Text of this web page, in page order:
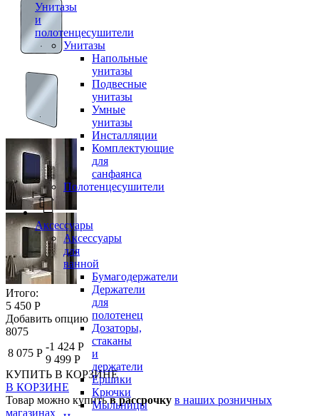
Унитазы
и
полотенцесушители
Унитазы
Напольные
унитазы
Подвесные
унитазы
Умные
унитазы
Инсталляции
Комплектующие
для
санфаянса
Полотенцесушители
Аксессуары
Аксессуары
для
ванной
Бумагодержатели
Держатели
для
полотенец
Дозаторы,
стаканы
и
держатели
Ершики
Крючки
Мыльницы
Итого:
5 450 Р
Добавить опцию
8075
8 075 Р
-1 424 Р
9 499 Р
КУПИТЬ В КОРЗИНЕ
В КОРЗИНЕ
Товар можно купитьв рассрочку в наших розничных
магазинах